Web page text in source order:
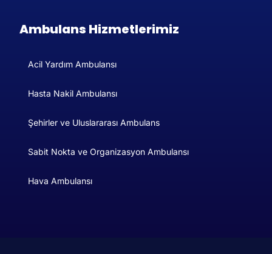
Ambulans Hizmetlerimiz
Acil Yardım Ambulansı
Hasta Nakil Ambulansı
Şehirler ve Uluslararası Ambulans​
Sabit Nokta ve Organizasyon Ambulansı
Hava Ambulansı